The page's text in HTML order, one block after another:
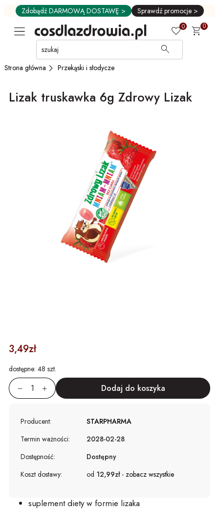
Przejdź
GŁÓWNEJ
ZAWARTOŚCI
MENU
UŻYTKOWNIKA
Zdobądź DARMOWĄ DOSTAWĘ > Sprawdź promocje >
0 0
Strona główna Przekąski i słodycze
Lizak truskawka 6g Zdrowy Lizak
3,49zł
dostępne: 48 szt.
Producent:
STARPHARMA
Termin ważności:
2028-02-28
Dostępność:
Dostępny
Koszt dostawy:
od 12,99zł - zobacz wszystkie
suplement diety w formie lizaka